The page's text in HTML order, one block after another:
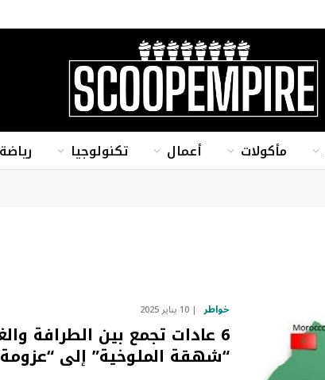
مأكولات أعمال تكنولوجيا رياضة
خواطر 10 يناير 2025
6 عادات تجمع بين الطرافة
“شهقة الملوخية” إلى “عزومة